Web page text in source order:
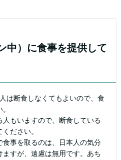
中）に食事を提供して
は断食しなくてもよいので、食
もいますので、断食している
ださい。
食事を取るのは、日本人の気分
すが、遠慮は無用です。あち